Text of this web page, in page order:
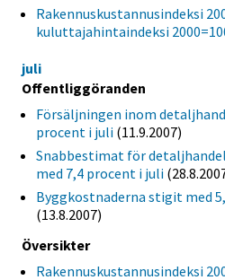
Rakennuskustannusindeksi
kuluttajahintaindeksi
juli
Offentliggöranden
Försäljningen inom
procent i juli (11.9.2007)
Snabbestimat för
med 7,4 procent i juli
Byggkostnaderna stigit med
(13.8.2007)
Översikter
Rakennuskustannusindeksi